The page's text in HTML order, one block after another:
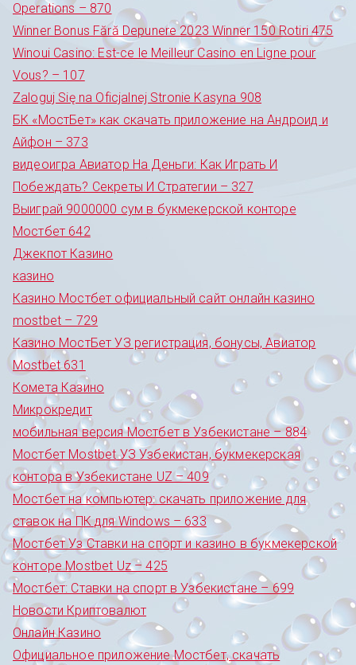
Operations – 870
Winner Bonus Fără Depunere 2023 Winner 150 Rotiri 475
Winoui Casino: Est-ce le Meilleur Casino en Ligne pour
Vous? – 107
Zaloguj Się na Oficjalnej Stronie Kasyna 908
БК «МостБет» как скачать приложение на Андроид и
Айфон – 373
видеоигра Авиатор На Деньги: Как Играть И
Побеждать? Секреты И Стратегии – 327
Выиграй 9000000 сум в букмекерской конторе
Мостбет 642
Джекпот Казино
казино
Казино Мостбет официальный сайт онлайн казино
mostbet – 729
Казино МостБет УЗ регистрация, бонусы, Авиатор
Mostbet 631
Комета Казино
Микрокредит
мобильная версия Мостбет в Узбекистане – 884
Мостбет Mostbet УЗ Узбекистан, букмекерская
контора в Узбекистане UZ – 409
Мостбет на компьютер: скачать приложение для
ставок на ПК для Windows – 633
Мостбет Уз Ставки на спорт и казино в букмекерской
конторе Mostbet Uz – 425
Мостбет: Ставки на спорт в Узбекистане – 699
Новости Криптовалют
Онлайн Казино
Официальное приложение Мостбет, скачать